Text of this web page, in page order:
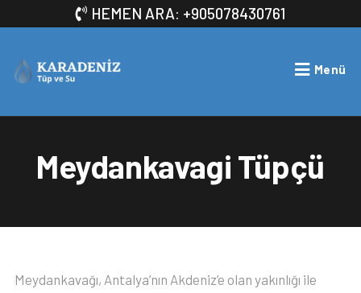
HEMEN ARA: +905078430761
Menü
Meydankavagi Tüpçü
Meydankavağı, Antalya’nın Akdeniz’e olan yakınlığı ile